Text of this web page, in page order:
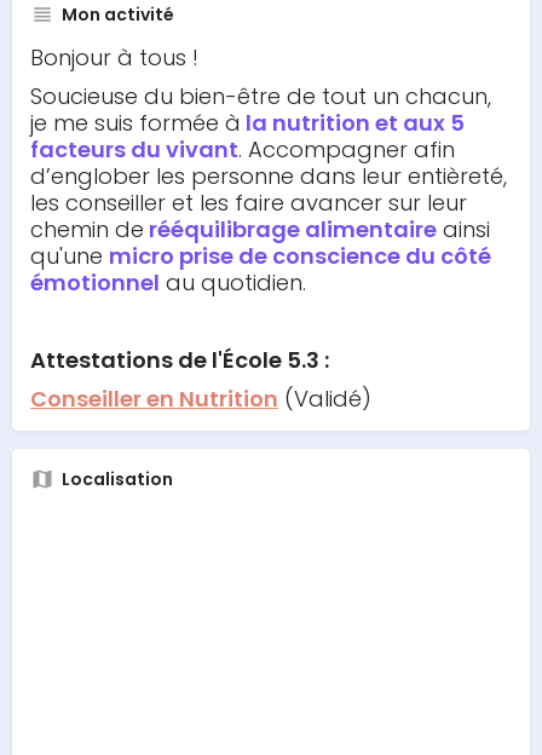
Mon activité
Bonjour à tous !
Soucieuse du bien-être de tout un chacun,
je me suis formée à la nutrition et aux 5
facteurs du vivant. Accompagner afin
d’englober les personne dans leur entièreté,
les conseiller et les faire avancer sur leur
chemin de rééquilibrage alimentaire ainsi
qu'une micro prise de conscience du côté
émotionnel au quotidien.
Attestations de l'École 5.3 :
Conseiller en Nutrition (Validé)
Localisation